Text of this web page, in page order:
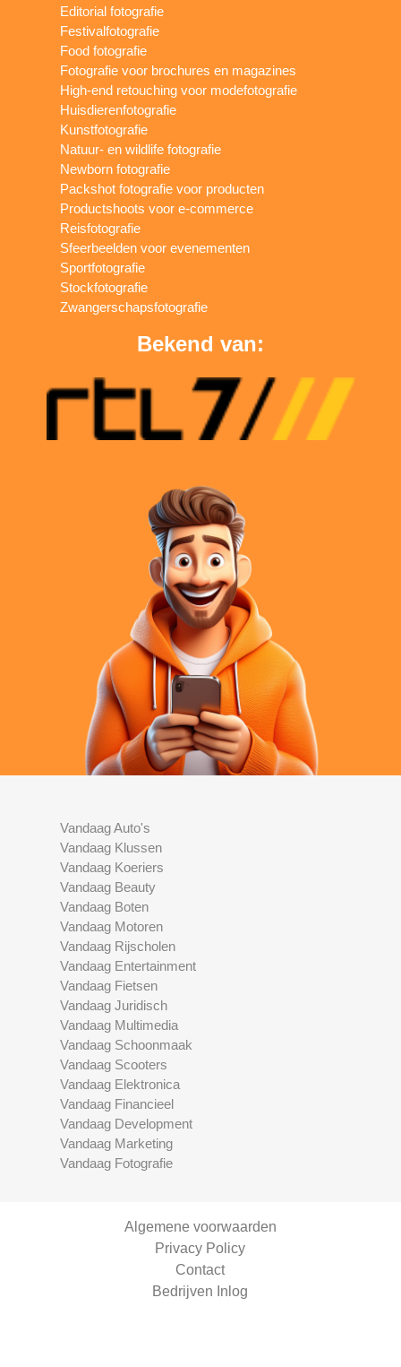
Editorial fotografie
Festivalfotografie
Food fotografie
Fotografie voor brochures en magazines
High-end retouching voor modefotografie
Huisdierenfotografie
Kunstfotografie
Natuur- en wildlife fotografie
Newborn fotografie
Packshot fotografie voor producten
Productshoots voor e-commerce
Reisfotografie
Sfeerbeelden voor evenementen
Sportfotografie
Stockfotografie
Zwangerschapsfotografie
Bekend van:
Vandaag Auto's
Vandaag Klussen
Vandaag Koeriers
Vandaag Beauty
Vandaag Boten
Vandaag Motoren
Vandaag Rijscholen
Vandaag Entertainment
Vandaag Fietsen
Vandaag Juridisch
Vandaag Multimedia
Vandaag Schoonmaak
Vandaag Scooters
Vandaag Elektronica
Vandaag Financieel
Vandaag Development
Vandaag Marketing
Vandaag Fotografie
Algemene voorwaarden
Privacy Policy
Contact
Bedrijven Inlog